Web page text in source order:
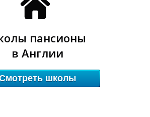
пансионы
в Англии
школы